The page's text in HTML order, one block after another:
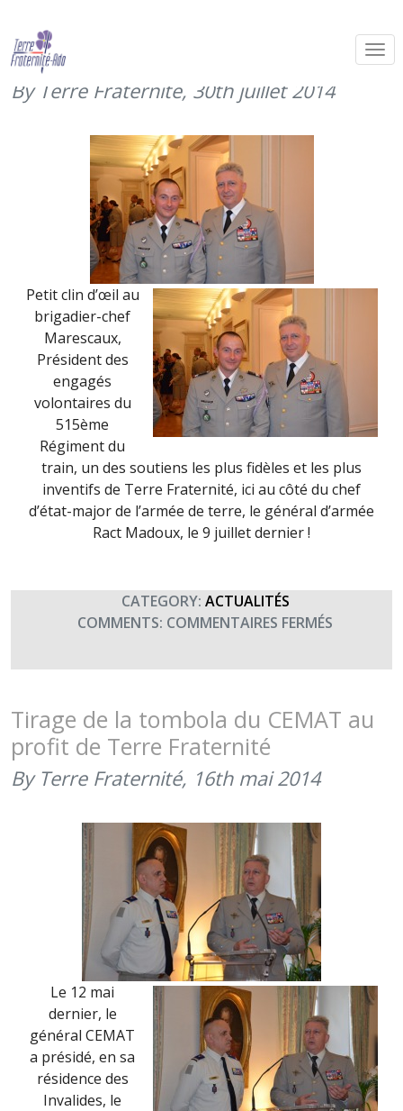
Petit clin d’oeil au PEVAT du 515ème
RT
By Terre Fraternité, 30th juillet 2014
Petit clin d’œil au
brigadier-chef
Marescaux,
Président des
engagés
volontaires du
515ème
Régiment du
train, un des soutiens les plus fidèles et les plus
inventifs de Terre Fraternité, ici au côté du chef
d’état-major de l’armée de terre, le général d’armée
Ract Madoux, le 9 juillet dernier !
CATEGORY: ACTUALITÉS
COMMENTS: COMMENTAIRES FERMÉS
CLIN
AU
PEVAT
Tirage de la tombola du CEMAT au
profit de Terre Fraternité
By Terre Fraternité, 16th mai 2014
Le 12 mai
dernier, le
général CEMAT
a présidé, en sa
résidence des
Invalides, le